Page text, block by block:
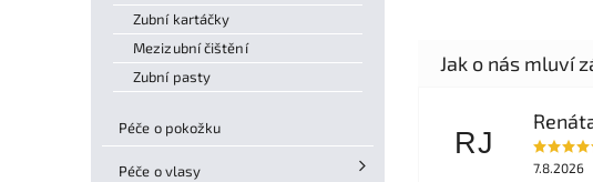
Zubní kartáčky
Mezizubní čištění
Zubní pasty
Péče o pokožku
Péče o vlasy
RJ
7.8.2026